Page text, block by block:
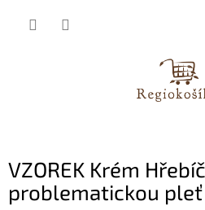
VZOREK Krém
problematickou pleť